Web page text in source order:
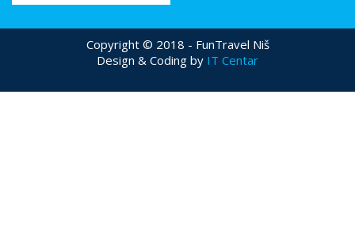
Copyright © 2018 - FunTravel Niš
Design & Coding by IT Centar